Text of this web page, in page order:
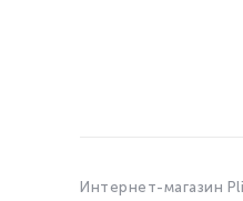
Интернет-магазин